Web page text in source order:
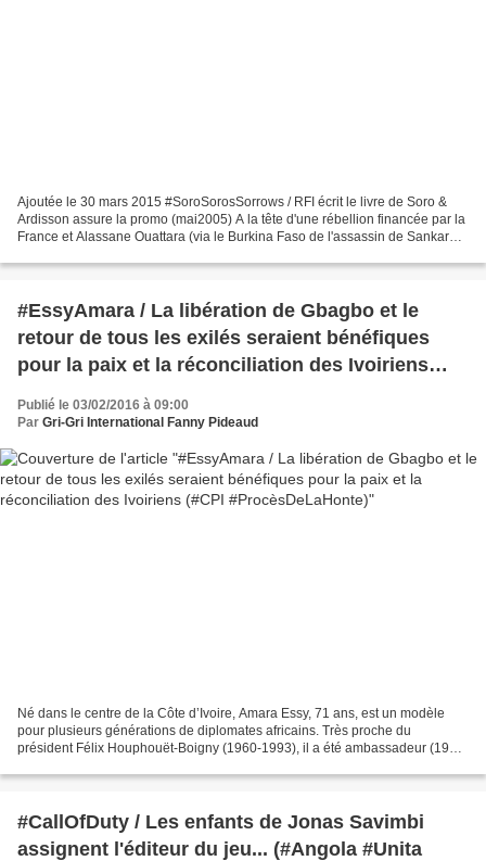
Ajoutée le 30 mars 2015 #SoroSorosSorrows / RFI écrit le livre de Soro &
Ardisson assure la promo (mai2005) A la tête d'une rébellion financée par la
France et Alassane Ouattara (via le Burkina Faso de l'assassin de Sankara
#EssyAmara / La libération de Gbagbo et le
retour de tous les exilés seraient bénéfiques
pour la paix et la réconciliation des Ivoiriens
(#CPI #ProcèsDeLaHonte)
Publié le 03/02/2016 à 09:00
Par Gri-Gri International Fanny Pideaud
Né dans le centre de la Côte d’Ivoire, Amara Essy, 71 ans, est un modèle
pour plusieurs générations de diplomates africains. Très proche du
président Félix Houphouët-Boigny (1960-1993), il a été ambassadeur (1975-
#CallOfDuty / Les enfants de Jonas Savimbi
assignent l'éditeur du jeu... (#Angola #Unita